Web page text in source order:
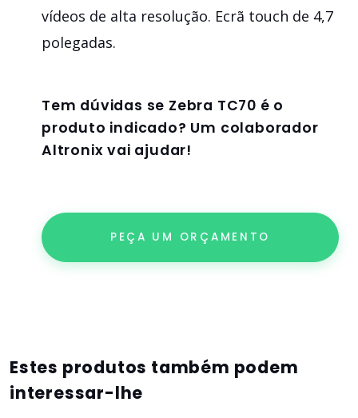
vídeos de alta resolução. Ecrã touch de 4,7
polegadas.
Tem dúvidas se Zebra TC70 é o
produto indicado? Um colaborador
Altronix vai ajudar!
PEÇA UM ORÇAMENTO
Estes produtos também podem
interessar-lhe